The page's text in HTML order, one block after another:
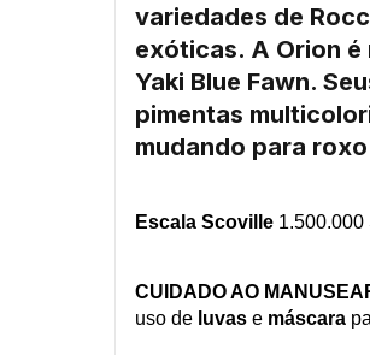
variedades de
exóticas. A Orion é
Yaki Blue Fawn.
pimentas
mudando para
Escala Scoville 1.500.000
CUIDADO AO
uso de luvas e máscara